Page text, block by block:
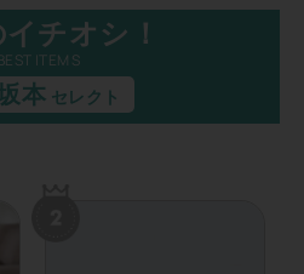
チオシ！
ITEMS
本 セレクト